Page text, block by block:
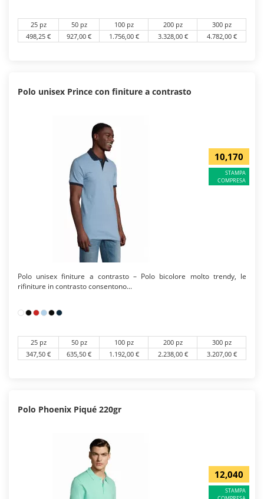
25 pz 50 pz 100 pz 200 pz
300 pz
498,25 €
927,00 € 1.756,00 € 3.328,00 € 4.782,00 €
Polo unisex Prince con finiture a contrasto
10,170
STAMPA
COMPRESA
Polo unisex finiture a contrasto – Polo bicolore molto trendy, le
rifiniture in contrasto consentono...
25 pz 50 pz 100 pz 200 pz
300 pz
347,50 €
635,50 € 1.192,00 € 2.238,00 € 3.207,00 €
Polo Phoenix Piqué 220gr
12,040
STAMPA